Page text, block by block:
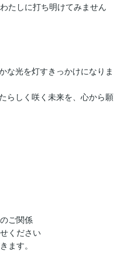
たしに打ち明けてみません
な光を灯すきっかけになりま
らしく咲く未来を、心から願
ご関係
ください
ます。